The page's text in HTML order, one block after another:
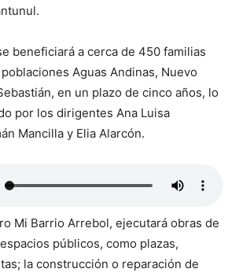
beneficiará a cerca de 450 familias
Aguas Andinas, Nuevo
en un plazo de cinco años, lo
por los dirigentes Ana Luisa
Mancilla y Elia Alarcón.
Mi Barrio Arrebol, ejecutará obras de
públicos, como plazas,
la construcción o reparación de